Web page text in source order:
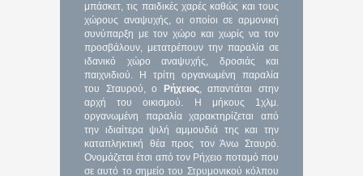
μπάσκετ, τις παιδικές χαρές καθώς και τους
χώρους αναψυχής, οι οποίοι σε αρμονική
συνύπαρξη με τον χώρο και χωρίς να τον
προσβάλουν, μετατρέπουν την παραλία σε
ιδανικό χώρο αναψυχής, δροσιάς και
παιχνιδιού. Η τρίτη οργανωμένη παραλία
του Σταυρού, ο
Ρήχειος, απαντάται στην
αρχή του οικισμού. Η μήκους 1χλμ.
οργανωμένη παραλία χαρακτηρίζεται από
την ιδιαίτερα ψιλή αμμουδιά της και την
καταπληκτική θέα προς τον Άνω Σταυρό.
Ονομάζεται έτσι από τον Ρήχειο ποταμό που
σε αυτό το σημείο του Στρυμονικού κόλπου